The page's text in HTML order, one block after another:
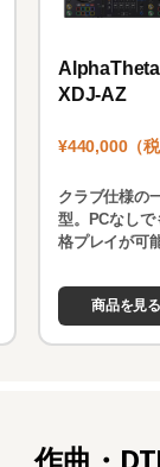
AlphaTheta
XDJ-AZ
¥440,000（税
クラブ仕様の
型。PCなしで
格プレイが可能
商品を見る